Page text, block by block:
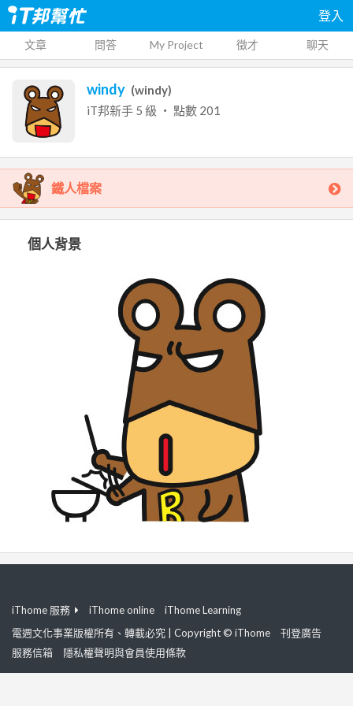
登入
文章 問答 My Project 徵才 聊天
windy (windy)
iT邦新手 5 級 ‧ 點數 201
鐵人檔案
個人背景
iThome 服務 iThome online
iThome Learning
電週文化事業版權所有、轉載必究 | Copyright © iThome
刊登廣告
服務信箱
隱私權聲明與會員使用條款